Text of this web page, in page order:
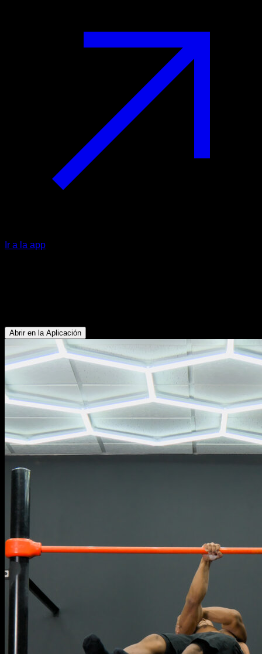
Ir a la app
Abrir en la Aplicación